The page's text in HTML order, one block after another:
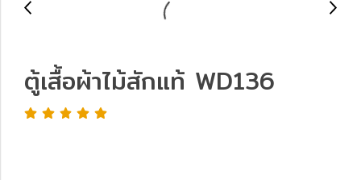
ตู้เสื้อผ้าไม้สักแท้ WD136